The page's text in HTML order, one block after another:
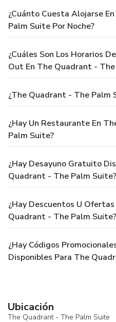
¿Cuánto Cuesta Alojarse
Palm Suite Por Noche?
¿Cuáles Son Los Horarios
Out En The Quadrant -
¿The Quadrant - The Palm
¿Hay Un Restaurante En
Palm Suite?
¿Hay Desayuno Gratuito
Quadrant - The Palm Suite?
¿Hay Descuentos U
Quadrant - The Palm Suite?
¿Hay Códigos
Disponibles Para The
Ubicación
The Quadrant - The Palm Suite